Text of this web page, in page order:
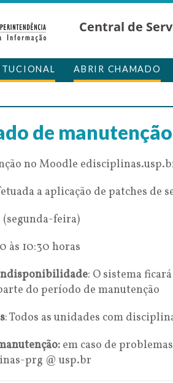
Central de
ABRIR CHAMADO
de
no Moodle
a aplicação de patches de
feira)
às 10:30 horas
: O sistema
do período de manutenção
: Todos as unidades com
em caso de
prg @ usp.br